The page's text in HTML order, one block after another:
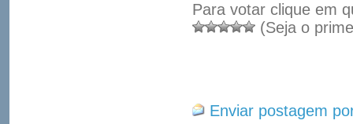
Para votar clique em
(Seja o
Enviar postagem